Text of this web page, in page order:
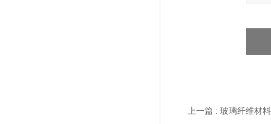
上一篇 : 玻璃纤维材